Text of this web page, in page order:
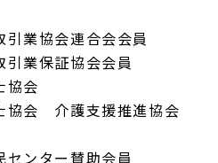
引業協会連合会会員
引業保証協会会員
協会
協会 介護支援推進協会
ンター賛助会員